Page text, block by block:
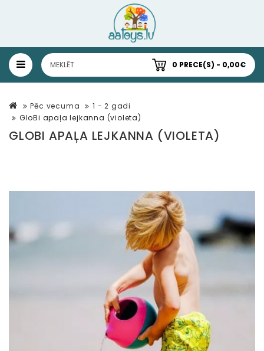
0 PRECE(S) - 0,00€
Pēc vecuma
1 - 2 gadi
GloBi apaļa lejkanna (violeta)
GLOBI APAĻA LEJKANNA (VIOLETA)